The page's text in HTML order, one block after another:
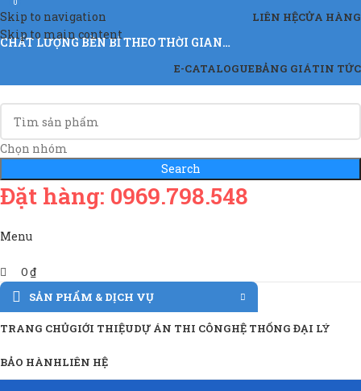
Skip to navigation
Skip to main content
LIÊN HỆCỬA HÀNG
CHẤT LƯỢNG BỀN BỈ THEO THỜI GIAN…
E-CATALOGUEBẢNG GIÁTIN TỨC
Chọn nhóm
Search
Đặt hàng: 0969.798.548
Menu
0
0₫
SẢN PHẨM & DỊCH VỤ
TRANG CHỦGIỚI THIỆUDỰ ÁN THI CÔNGHỆ THỐNG ĐẠI LÝ
BẢO HÀNHLIÊN HỆ